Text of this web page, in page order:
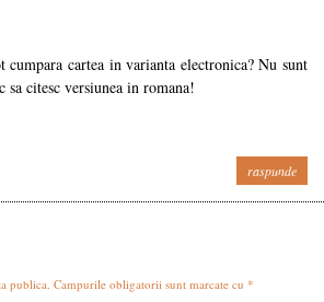
cumpara cartea in varianta electronica? Nu sunt
sa citesc versiunea in romana!
raspunde
publica. Campurile obligatorii sunt marcate cu *